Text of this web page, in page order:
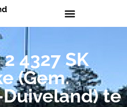
4327 SK
(Gem.
te